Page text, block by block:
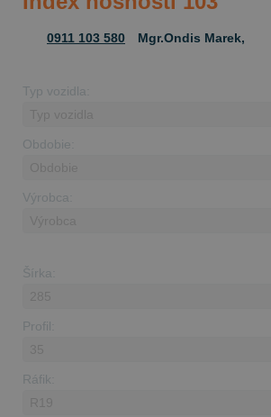
0911 103 580 Mgr.Ondis Marek,
Typ vozidla:
Obdobie:
Výrobca:
Šírka:
Profil:
Ráfik: